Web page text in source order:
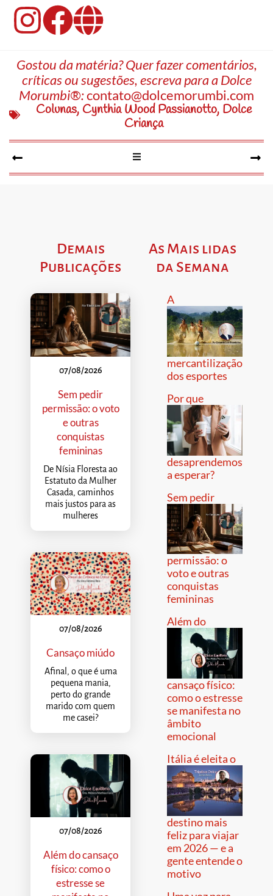
Gostou da matéria? Quer fazer comentários,
críticas ou sugestões, escreva para a Dolce
Morumbi®:contato@dolcemorumbi.com
Colunas, Cynthia Wood Passianotto, Dolce
Criança
Demais
Publicações
07/08/2026
Sem pedir
permissão: o voto
e outras
conquistas
femininas
De Nísia Floresta ao
Estatuto da Mulher
Casada, caminhos
mais justos para as
mulheres
07/08/2026
Cansaço miúdo
Afinal, o que é uma
pequena mania,
perto do grande
marido com quem
me casei?
07/08/2026
Além do cansaço
físico: como o
estresse se
As Mais lidas
da Semana
A
mercantilização
dos esportes
Por que
desaprendemos
a esperar?
Sem pedir
permissão: o
voto e outras
conquistas
femininas
Além do
cansaço físico:
como o estresse
se manifesta no
âmbito
emocional
Itália é eleita o
destino mais
feliz para viajar
em 2026 — e a
gente entende o
motivo